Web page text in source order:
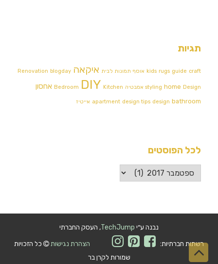
תגיות
kids rugs guide craft אוסף תמונות לבית איקאה Renovation blogday
styling home Design אמבטיה Bedroom DIY Kitchen אחסון
apartment design tips design bathroom אייטיז
לכל הפוסטים
לכל
הפוסטים
נבנה ע״י TechJump, העסק החברתי
רשתות חברתיות:
הצהרת נגישות
כל הזכויות
שמורות לקרן בר
גלילה